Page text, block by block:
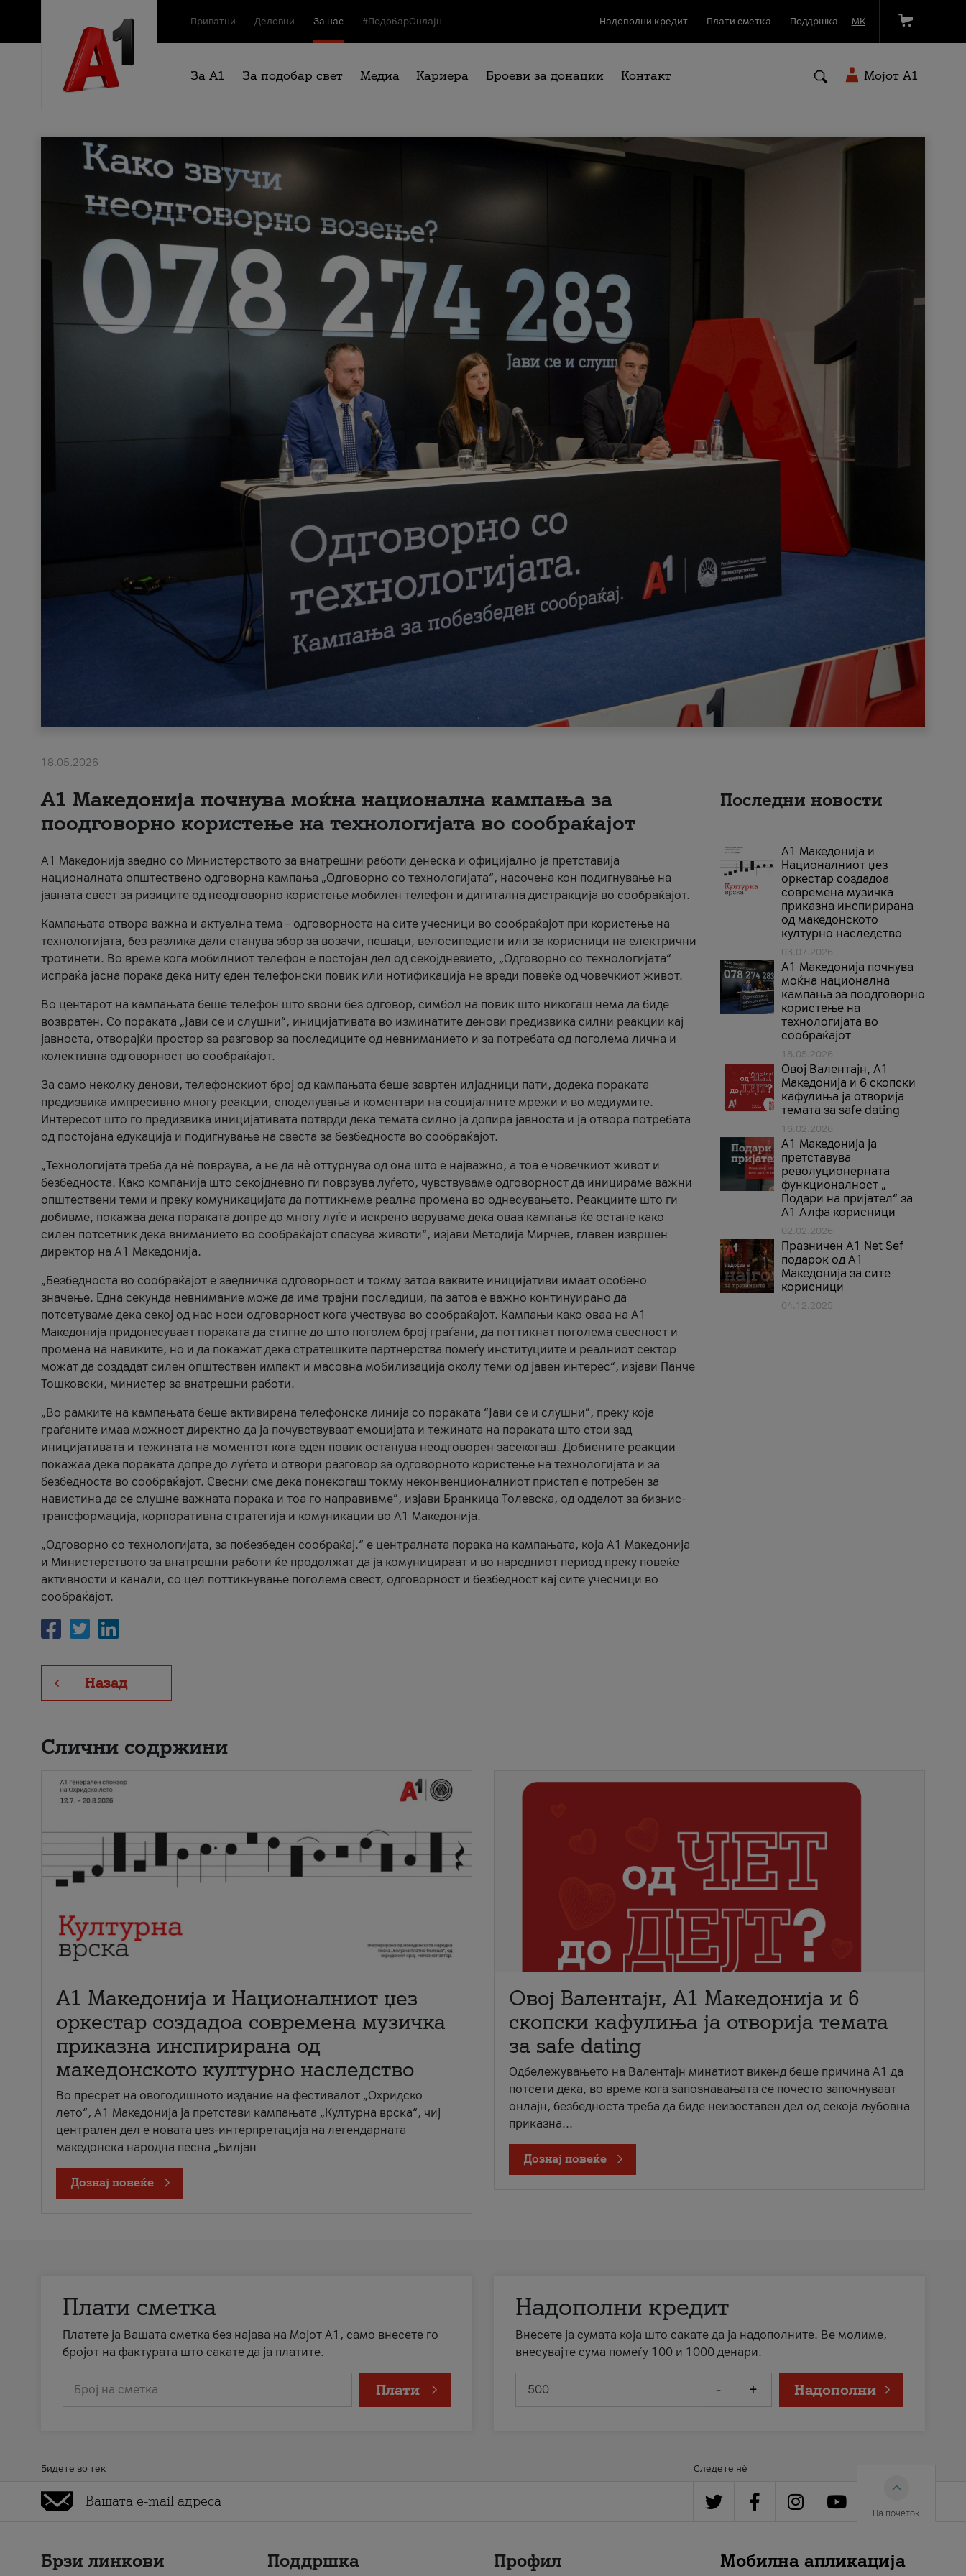
Приватни Деловни За нас #ПодобарОнлајн Надополни кредит Плати сметка Поддршка МК
За А1 За подобар свет Медиа Кариера Броеви за донации Контакт Мојот A1
18.05.2026
A1 Македонија почнува моќна национална кампања за
поодговорно користење на технологијата во сообраќајот
A1 Македонија заедно со Министерството за внатрешни работи денеска и официјално ја претставија
националната општествено одговорна кампања „Одговорно со технологијата“, насочена кон подигнување на
јавната свест за ризиците од неодговорно користење мобилен телефон и дигитална дистракција во сообраќајот.
Кампањата отвора важна и актуелна тема – одговорноста на сите учесници во сообраќајот при користење на
технологијата, без разлика дали станува збор за возачи, пешаци, велосипедисти или за корисници на електрични
тротинети. Во време кога мобилниот телефон е постојан дел од секојдневието, „Одговорно со технологијата“
испраќа јасна порака дека ниту еден телефонски повик или нотификација не вреди повеќе од човечкиот живот.
Во центарот на кампањата беше телефон што ѕвони без одговор, симбол на повик што никогаш нема да биде
возвратен. Со пораката „Јави се и слушни“, иницијативата во изминатите денови предизвика силни реакции кај
јавноста, отворајќи простор за разговор за последиците од невниманието и за потребата од поголема лична и
колективна одговорност во сообраќајот.
За само неколку денови, телефонскиот број од кампањата беше завртен илјадници пати, додека пораката
предизвика импресивно многу реакции, споделувања и коментари на социјалните мрежи и во медиумите.
Интересот што го предизвика иницијативата потврди дека темата силно ја допира јавноста и ја отвора потребата
од постојана едукација и подигнување на свеста за безбедноста во сообраќајот.
„Технологијата треба да нè поврзува, а не да нè оттурнува од она што е најважно, а тоа е човечкиот живот и
безбедноста. Како компанија што секојдневно ги поврзува луѓето, чувствуваме одговорност да иницираме важни
општествени теми и преку комуникацијата да поттикнеме реална промена во однесувањето. Реакциите што ги
добивме, покажаа дека пораката допре до многу луѓе и искрено веруваме дека оваа кампања ќе остане како
силен потсетник дека вниманието во сообраќајот спасува животи“, изјави Методија Мирчев, главен извршен
директор на А1 Македонија.
„Безбедноста во сообраќајот е заедничка одговорност и токму затоа ваквите иницијативи имаат особено
значење. Една секунда невнимание може да има трајни последици, па затоа е важно континуирано да
потсетуваме дека секој од нас носи одговорност кога учествува во сообраќајот. Кампањи како оваа на A1
Македонија придонесуваат пораката да стигне до што поголем број граѓани, да поттикнат поголема свесност и
промена на навиките, но и да покажат дека стратешките партнерства помеѓу институциите и реалниот сектор
можат да создадат силен општествен импакт и масовна мобилизација околу теми од јавен интерес“, изјави Панче
Тошковски, министер за внатрешни работи.
„Во рамките на кампањата беше активирана телефонска линија со пораката “Јави се и слушни”, преку која
граѓаните имаа можност директно да ја почувствуваат емоцијата и тежината на пораката што стои зад
иницијативата и тежината на моментот кога еден повик останува неодговорен засекогаш. Добиените реакции
покажаа дека пораката допре до луѓето и отвори разговор за одговорното користење на технологијата и за
безбедноста во сообраќајот. Свесни сме дека понекогаш токму неконвенционалниот пристап е потребен за
навистина да се слушне важната порака и тоа го направивме”, изјави Бранкица Толевска, од одделот за бизнис-
трансформација, корпоративна стратегија и комуникации во А1 Македонија.
„Одговорно со технологијата, за побезбеден сообраќај.“ е централната порака на кампањата, која A1 Македонија
и Министерството за внатрешни работи ќе продолжат да ја комуницираат и во наредниот период преку повеќе
активности и канали, со цел поттикнување поголема свест, одговорност и безбедност кај сите учесници во
сообраќајот.
Назад
Последни новости
А1 Македонија и
Националниот џез
оркестар создадоа
современа музичка
приказна инспирирана
од македонското
културно наследство
03.07.2026
A1 Македонија почнува
моќна национална
кампања за поодговорно
користење на
технологијата во
сообраќајот
18.05.2026
Овој Валентајн, A1
Македонија и 6 скопски
кафулиња ја отворија
темата за safe dating
16.02.2026
А1 Македонија ја
претставува
револуционерната
функционалност „
Подари на пријател“ за
А1 Алфа корисници
02.02.2026
Празничен A1 Net Sеf
подарок од А1
Македонија за сите
корисници
04.12.2025
Слични содржини
А1 Македонија и Националниот џез
оркестар создадоа современа музичка
приказна инспирирана од
македонското културно наследство
Во пресрет на овогодишното издание на фестивалот „Охридско
лето“, А1 Македонија ја претстави кампањата „Културна врска“, чиј
централен дел е новата џез-интерпретација на легендарната
македонска народна песна „Билјан
Дознај повеќе
Овој Валентајн, A1 Македонија и 6
скопски кафулиња ја отворија темата
за safe dating
Одбележувањето на Валентајн минатиот викенд беше причина А1 да
потсети дека, во време кога запознавањата се почесто започнуваат
онлајн, безбедноста треба да биде неизоставен дел од секоја љубовна
приказна...
Дознај повеќе
Плати сметка
Платете ја Вашата сметка без најава на Мојот А1, само внесете го
бројот на фактурата што сакате да ја платите.
Број на сметка Плати
Надополни кредит
Внесете ја сумата која што сакате да ја надополните. Ве молиме,
внесувајте сума помеѓу 100 и 1000 денари.
- + Надополни
Бидете во тек Следете нè
На почеток
Брзи линкови Поддршка Профил Мобилна апликација